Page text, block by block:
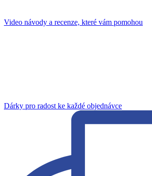
Video návody a recenze, které vám pomohou
Dárky pro radost ke každé objednávce